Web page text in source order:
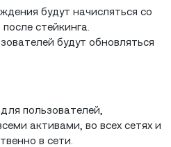
будут начисляться со
стейкинга.
будут обновляться
пользователей,
активами, во всех сетях и
в сети.